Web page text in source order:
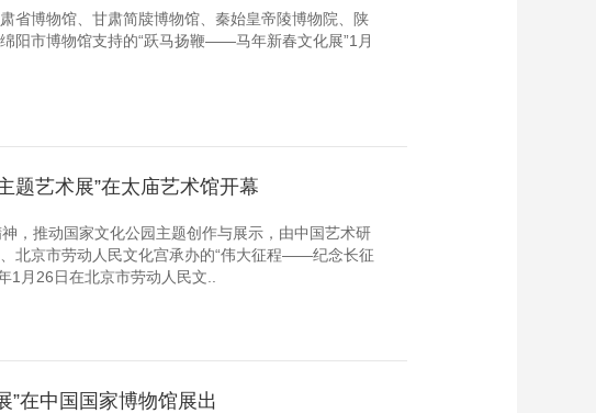
省博物馆、甘肃简牍博物馆、秦始皇帝陵博物院、陕
阳市博物馆支持的“跃马扬鞭——马年新春文化展”1月
题艺术展”在太庙艺术馆开幕
，推动国家文化公园主题创作与展示，由中国艺术研
北京市劳动人民文化宫承办的“伟大征程——纪念长征
1月26日在北京市劳动人民文..
在中国国家博物馆展出